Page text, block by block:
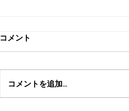
浦和みこし渡御
コメント
コメントを追加…